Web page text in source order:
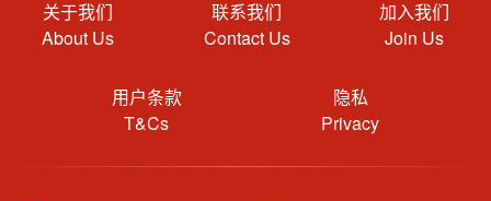
关于我们
About Us
联系我们
Contact Us
加入我们
Join Us
用户条款
T&Cs
隐私
Privacy